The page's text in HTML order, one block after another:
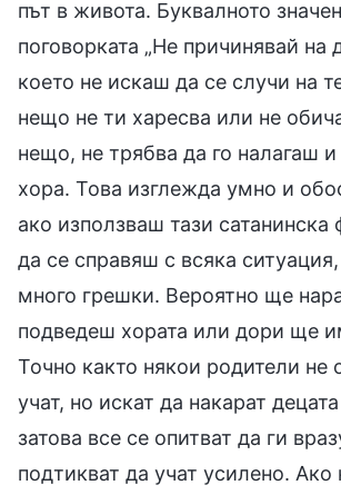
път в живота. Буквалното
поговорката „Не причинявай на
което не искаш да се случи на
нещо не ти харесва или не
нещо, не трябва да го налагаш и
хора. Това изглежда умно и
ако използваш тази сатанинска
да се справяш с всяка
много грешки. Вероятно ще
подведеш хората или дори ще
Точно както някои родители не
учат, но искат да накарат
затова все се опитват да ги
подтикват да учат усилено. Ако